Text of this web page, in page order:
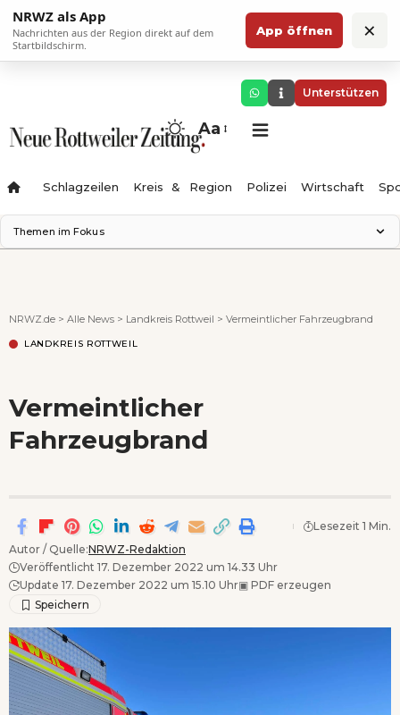
NRWZ als App
Nachrichten aus der Region direkt auf dem
Startbildschirm.
App öffnen ×
Unterstützen
Aa
Schlagzeilen Kreis & Region Polizei Wirtschaft
Themen im Fokus
Ferienzauber '26
Testturm
Wenn Orte erzählen ...
NRWZ.de > Alle News > Landkreis Rottweil > Vermeintlicher Fahrzeugbrand
LANDKREIS ROTTWEIL
Vermeintlicher
Fahrzeugbrand
Autor / Quelle:NRWZ-Redaktion
Veröffentlicht 17. Dezember 2022 um 14.33 Uhr
Update 17. Dezember 2022 um 15.10 Uhr▣ PDF erzeugen
Lesezeit 1 Min.